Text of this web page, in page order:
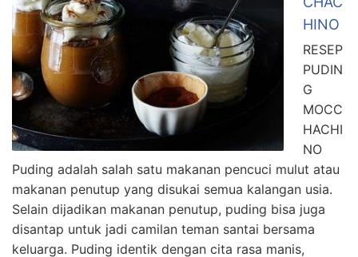
HINO
RESEP
PUDIN
G
MOCC
HACHI
NO
Puding adalah salah satu makanan pencuci mulut atau
makanan penutup yang disukai semua kalangan usia.
Selain dijadikan makanan penutup, puding bisa juga
disantap untuk jadi camilan teman santai bersama
keluarga. Puding identik dengan cita rasa manis,